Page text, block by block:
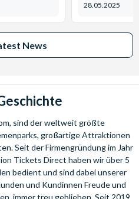
28.05.2025
News
sind der weltweit größte
großartige Attraktionen
Seit der Firmengründung im Jahr
Tickets Direct haben wir über 5
bedient und sind dabei unserer
und Kundinnen Freude und